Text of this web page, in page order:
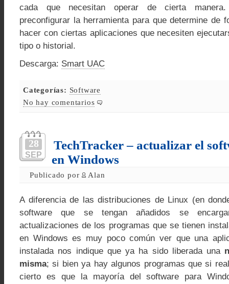
cada que necesitan operar de cierta manera.
preconfigurar la herramienta para que determine de
hacer con ciertas aplicaciones que necesiten
tipo o historial.
Descarga: Smart UAC
Categorías: Software
No hay comentarios
28
SEP
TechTracker – actualizar el
en Windows
Publicado por Alan
A diferencia de las distribuciones de Linux (en
software que se tengan añadidos se
actualizaciones de los programas que se tienen
en Windows es muy poco común ver que una
instalada nos indique que ya ha sido liberada una
misma; si bien ya hay algunos programas que si
cierto es que la mayoría del software para